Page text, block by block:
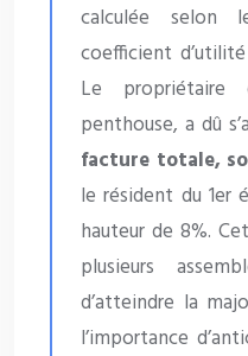
calculée selon
coefficient
Le
penthouse, a dû
facture totale,
le résident du 1er
hauteur de 8%.
plusieurs
d’atteindre la
l’importance